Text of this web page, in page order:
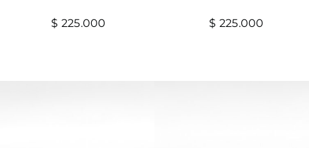
$ 225.000 $ 225.000